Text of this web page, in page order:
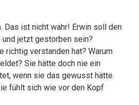
Das ist nicht wahr! Erwin soll den
und jetzt gestorben sein?
richtig verstanden hat? Warum
Sie hätte doch nie ein
wenn sie das gewusst hätte.
fühlt sich wie vor den Kopf